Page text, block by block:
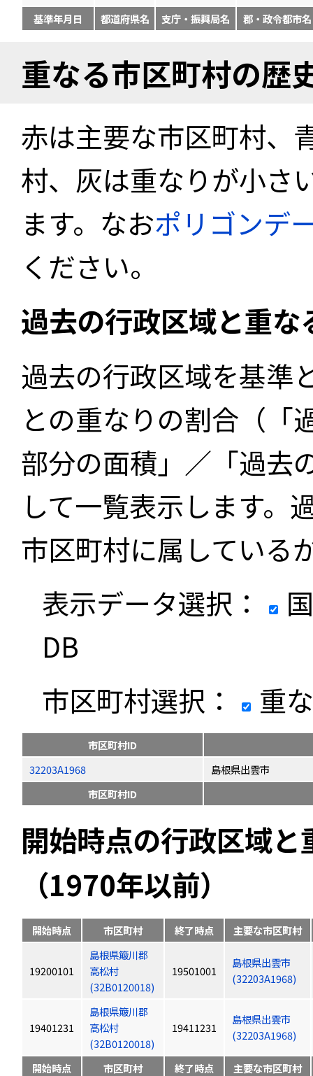
基準年月日
都道府県名 支庁・振興局名 郡・政令都市名
重なる市区町村の歴
赤は主要な市区町村、
村、灰は重なりが小さ
ます。なおポリゴンデ
ください。
過去の行政区域と重
過去の行政区域を基準
との重なりの割合（「
部分の面積」／「過去
して一覧表示します。
市区町村に属している
表示データ選択：
DB
市区町村選択：
重
市区町村ID
32203A1968
島根県出雲市
市区町村ID
開始時点の行政区域
（1970年以前）
開始時点 市区町村 終了時点 主要な市区町村
19200101
島根県簸川郡
高松村
(32B0120018)
19501001
島根県出雲市
(32203A1968)
19401231
島根県簸川郡
高松村
(32B0120018)
19411231
島根県出雲市
(32203A1968)
開始時点 市区町村 終了時点 主要な市区町村